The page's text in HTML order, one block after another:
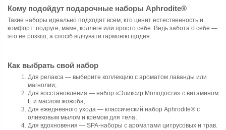
Кому подойдут подарочные наборы Aphrodite®
Такие наборы идеально подходят всем, кто ценит естественность и
комфорт: подруге, маме, коллеге или просто себе. Ведь забота о себе —
это не розкіш, а спосіб відчувати гармонію щодня.
Как выбрать свой набор
Для релакса — выберите коллекцию с ароматом лаванды или
магнолии;
Для восстановления — набор «Эликсир Молодости» с витамином
Е и маслом жожоба;
Для ежедневного ухода — классический набор Aphrodite® с
оливковым мылом и кремом для тела;
Для вдохновения — SPA-наборы с ароматами цитрусовых и трав.